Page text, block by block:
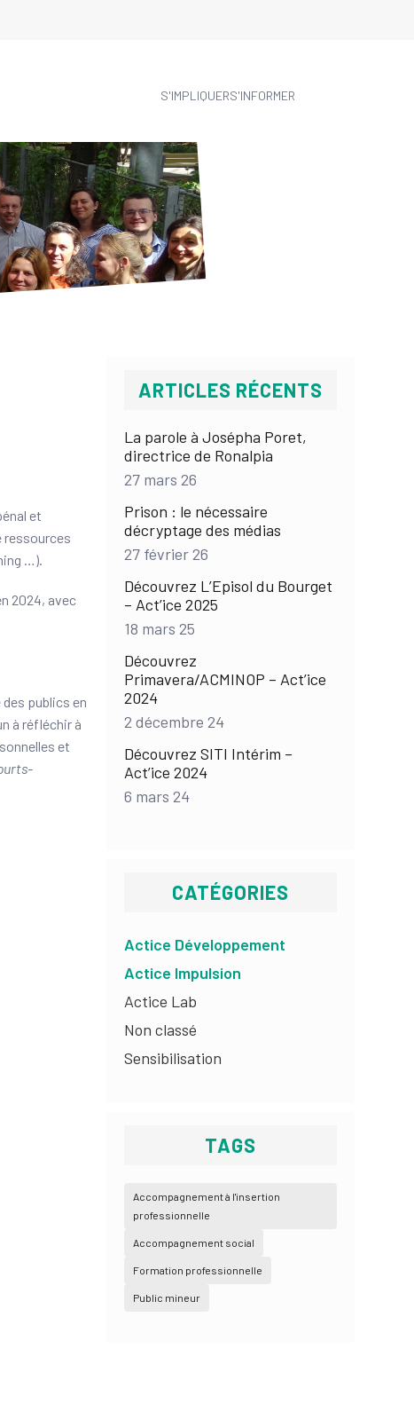
S'IMPLIQUERS'INFORMER
et
ressources
…).
2024, avec
publics en
à réfléchir à
et
ARTICLES RÉCENTS
La parole à Josépha Poret,
directrice de Ronalpia
27 mars 26
Prison : le nécessaire
décryptage des médias
27 février 26
Découvrez L’Episol du Bourget
– Act’ice 2025
18 mars 25
Découvrez
Primavera/ACMINOP – Act’ice
2024
2 décembre 24
Découvrez SITI Intérim –
Act’ice 2024
6 mars 24
CATÉGORIES
Actice Développement
Actice Impulsion
Actice Lab
Non classé
Sensibilisation
TAGS
Accompagnement à l'insertion
professionnelle
Accompagnement social
Formation professionnelle
Public mineur